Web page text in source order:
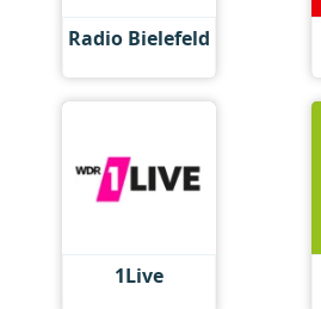
Radio Bielefeld
1Live